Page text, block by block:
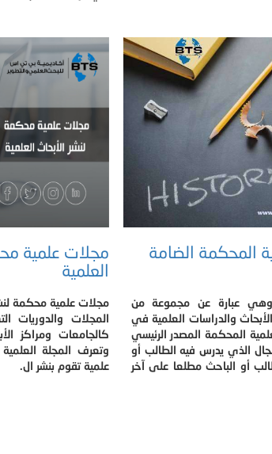
المحكمة الضامة
وهي عبارة عن مجموعة من
والدراسات العلمية في
المحكمة المصدر الرئيسي
الذي يدرس فيه الطالب أو
أو الباحث مطلعا على آخر
مجلات علمية
العلمية
مجلات علمية محكمة
المجلات والدوريات
كالجامعات ومراكز
وتعرف المجلة
علمية تقوم بنشر ال.